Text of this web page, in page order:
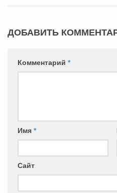
ДОБАВИТЬ
Комментарий *
Имя *
Сайт